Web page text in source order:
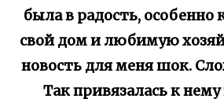
была в радость, особенно
свой дом и любимую
новость для меня шок.
Так привязалась к